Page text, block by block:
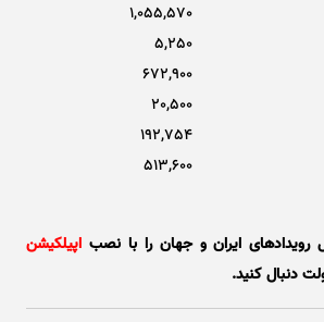
1,055,570
5,250
672,900
20,500
192,754
513,600
رویدادهای ایران و جهان را با نصب اپیلکیشن
دنبال کنید.